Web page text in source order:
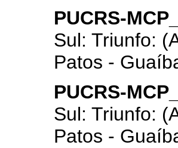
PUCRS-
Sul: Triunfo:
Patos -
PUCRS-
Sul: Triunfo:
Patos -